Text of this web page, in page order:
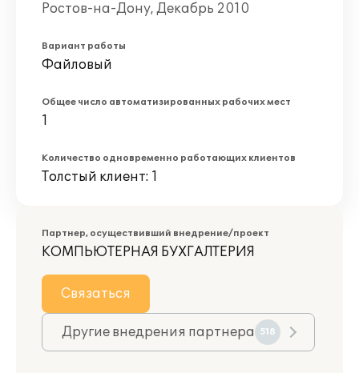
Ростов-на-Дону, Декабрь 2010
Вариант работы
Файловый
Общее число автоматизированных рабочих мест
1
Количество одновременно работающих клиентов
Толстый клиент: 1
Партнер, осуществивший внедрение/проект
КОМПЬЮТЕРНАЯ БУХГАЛТЕРИЯ
Связаться
Другие внедрения партнера 518